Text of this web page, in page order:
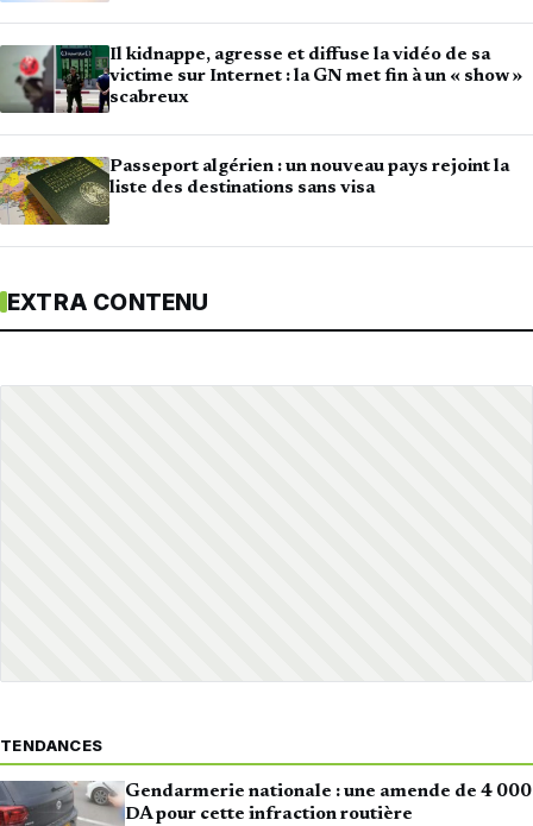
Il kidnappe, agresse et diffuse la vidéo de sa
victime sur Internet : la GN met fin à un « show »
scabreux
Passeport algérien : un nouveau pays rejoint la
liste des destinations sans visa
EXTRA CONTENU
TENDANCES
Gendarmerie nationale : une amende de 4 000
DA pour cette infraction routière